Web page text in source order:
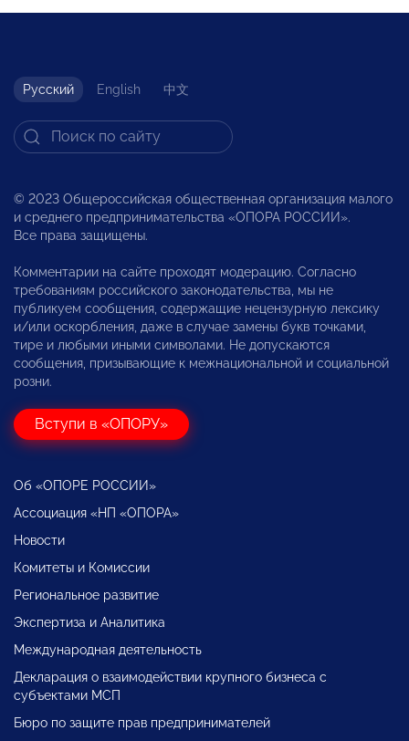
Русский English 中文
© 2023 Общероссийская общественная организация малого
и среднего предпринимательства «ОПОРА РОССИИ».
Все права защищены.
Комментарии на сайте проходят модерацию. Согласно
требованиям российского законодательства, мы не
публикуем сообщения, содержащие нецензурную лексику
и/или оскорбления, даже в случае замены букв точками,
тире и любыми иными символами. Не допускаются
сообщения, призывающие к межнациональной и социальной
розни.
Вступи в «ОПОРУ»
Об «ОПОРЕ РОССИИ»
Ассоциация «НП «ОПОРА»
Новости
Комитеты и Комиссии
Региональное развитие
Экспертиза и Аналитика
Международная деятельность
Декларация о взаимодействии крупного бизнеса с
субъектами МСП
Бюро по защите прав предпринимателей